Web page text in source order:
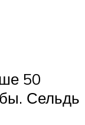
50
Сельдь